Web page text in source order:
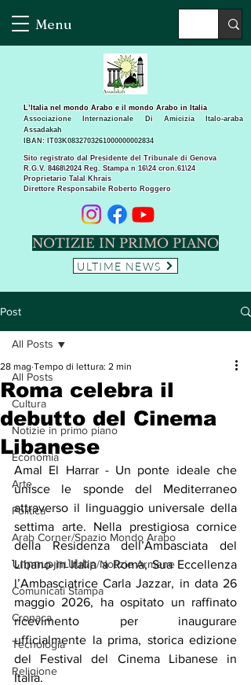
Menu
Sito registrato dal Presidente del Tribunale di Genova
R.G.V. 8468\2024 Reg. Stampa n 16\24 cron.61\24 ​
Proprietario Talal Khrais
Direttore Responsabile Roberto Roggero
L’Italia nel mondo Arabo e il mondo Arabo in Italia
Associazione Internazionale Di Amicizia Italo-araba
Assadakah
IBAN: IT03K0832703261000000002834
NOTIZIE IN PRIMO PIANO
ULTIME NEWS
Post
All Posts
Cultura
Notizie in primo piano
Economia
Arte
Politica
Arab Corner/Spazio Mondo Arabo
Նորություններ/Notizie Armene
Comunicati Stampa
Cronaca
Tecnologia
Religione
All Posts
Roma celebra il
debutto del Cinema
Libanese
28 mag Tempo di lettura: 2 min
Amal El Harrar - Un ponte ideale che
unisce le sponde del Mediterraneo
attraverso il linguaggio universale della
settima arte. Nella prestigiosa cornice
della Residenza dell’Ambasciata del
Libano in Italia a Roma, Sua Eccellenza
l’Ambasciatrice Carla Jazzar, in data 26
maggio 2026, ha ospitato un raffinato
ricevimento per inaugurare
ufficialmente la prima, storica edizione
del Festival del Cinema Libanese in
Italia.